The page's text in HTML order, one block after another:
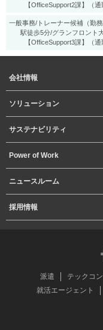
【OfficeSupport2課】（通
一般事務/トレーナー候補（勤
駅徒歩5分/グランフロント大
【OfficeSupport3課】（通
会社情報
ソリューション
サステナビリティ
Power of Work
ニュースルーム
採用情報
派遣 テックコ
就活エージェント